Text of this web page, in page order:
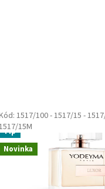
Novinka
Tip
1517/100- 1517/15 -
15M